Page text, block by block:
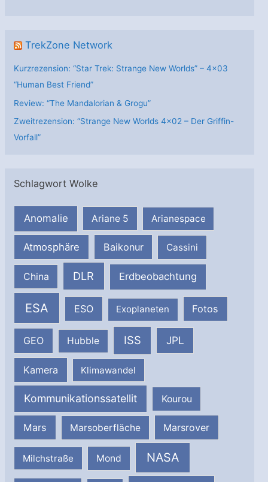
TrekZone Network
Kurzrezension: “Star Trek: Strange New Worlds” – 4×03
“Human Best Friend”
Review: “The Mandalorian & Grogu”
Zweitrezension: “Strange New Worlds 4×02 – Der Griffin-
Vorfall”
Schlagwort Wolke
Anomalie Ariane 5 Arianespace
Atmosphäre Baikonur Cassini
China DLR Erdbeobachtung
ESA ESO Exoplaneten Fotos
GEO Hubble ISS JPL
Kamera Klimawandel
Kommunikationssatellit Kourou
Mars Marsoberfläche Marsrover
Milchstraße Mond NASA